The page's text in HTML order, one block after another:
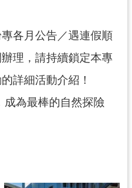
各月公告／遇連假順
理，請持續鎖定本專
詳細活動介紹！
成為最棒的自然探險